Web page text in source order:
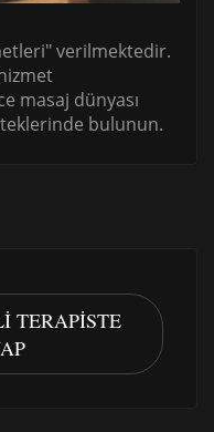
verilmektedir.
masaj dünyası
bulunun.
TERAPISTE